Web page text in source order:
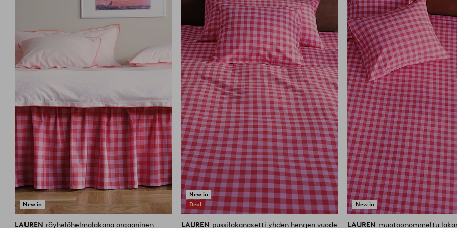
New in
LAUREN röyhelöhelmalakana orgaaninen
New in
Deal
LAUREN pussilakanasetti yhden hengen vuode
New in
LAUREN muotoonommeltu